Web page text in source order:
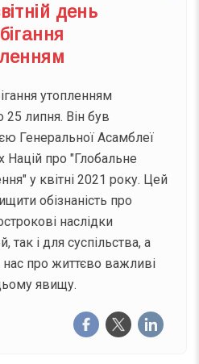
день
утопленням
25 липня. Він був
Генеральної Асамблеї
Націй про "Глобальне
у квітні 2021 року. Цей
обізнаність про
наслідки
так і для суспільства, а
про життєво важливі
явищу.